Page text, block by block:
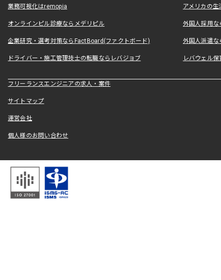
業務可視化はremopia アメリカの
オンラインピル診療ならメデリピル 外国人採用
企業研究・選考対策ならFactBoard(ファクトボード) 外国人派遣な
ドライバー・施工管理技士の転職ならレバジョブ レバウェル
フリーランスエンジニアの求人・案件
サイトマップ
運営会社
個人様のお問い合わせ